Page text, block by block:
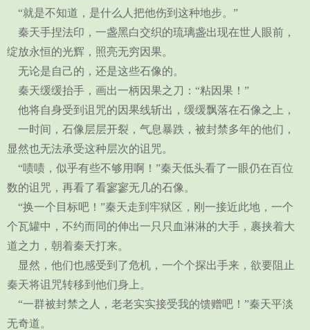
“就是不知道，是什么人把他伤到这种地步。”
秦天手捏法印，一盏黑白交织的琉璃盏出现在世人眼前，
绽放永恒的光辉，照亮无穷因果。
无论是自己的，还是这些石像的。
秦天缓缓抬手，画出一柄因果之刀：“粘因果！”
他将自身受到诅咒的因果线斩出，缓缓飘落在石像之上，
一时间，石像层层开裂，气息暴跌，被封禁多年的他们，
显然也无法承受这种层次的诅咒。
“啧啧，似乎有些不够用啊！”秦天低头看了一眼仍在百位
数的诅咒，再看了看寥寥无几的石像。
“换一个目标吧！”秦天走到牢狱区，刚一接近此地，一个
个瓦罐中，不约而同的伸出一只只血淋淋的大手，裹挟着大
道之力，朝着秦天打来。
显然，他们也感受到了危机，一个个探出手来，欲要阻止
秦天将诅咒转移到他们身上。
“一群被封禁之人，老老实实接受我的馈赠吧！”秦天平淡
无奇道。